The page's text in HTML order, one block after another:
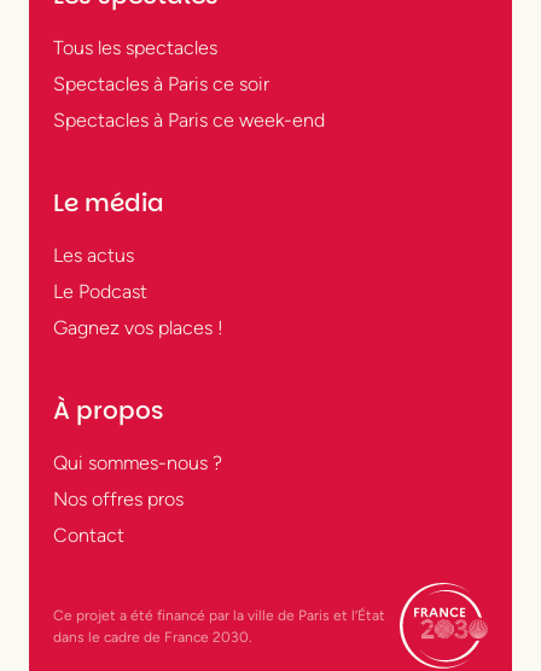
Tous les spectacles
Spectacles à Paris ce soir
Spectacles à Paris ce week-end
Le média
Les actus
Le Podcast
Gagnez vos places !
À propos
Qui sommes-nous ?
Nos offres pros
Contact
Ce projet a été financé par la ville de Paris et l’État
dans le cadre de France 2030.